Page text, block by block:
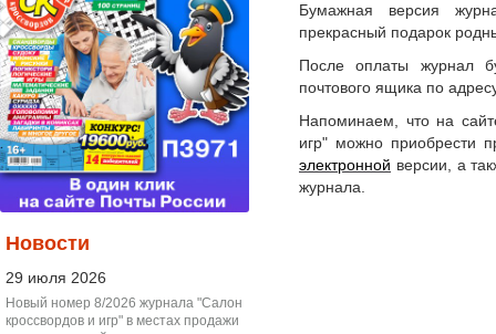
Новости
29 июля 2026
Новый номер 8/2026 журнала "Салон
кроссвордов и игр" в местах продажи
Бумажная версия
прекрасный подарок
После оплаты журнал
почтового ящика по
Напоминаем, что на
игр" можно приобрести
электронной версии, а
журнала.